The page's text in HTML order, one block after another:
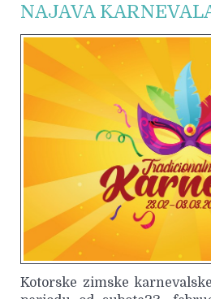
NAJAVA
Kotorske zimske